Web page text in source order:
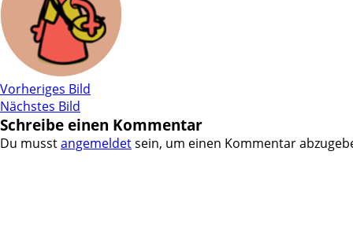
Vorheriges Bild
Nächstes Bild
Schreibe einen Kommentar
Du musstangemeldetsein, um einen Kommentar